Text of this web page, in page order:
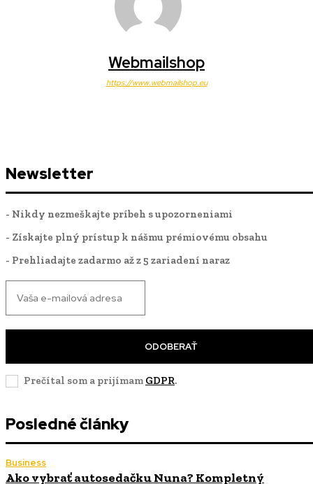
Webmailshop
https://www.webmailshop.eu
Newsletter
- Nikdy nezmeškajte príbeh s upozorneniami
- Získajte plný prístup k nášmu prémiovému obsahu
- Prehliadajte zadarmo až z 5 zariadení naraz
ODOBERAŤ
Prečítal som a prijímam GDPR.
Posledné články
Business
Ako vybrať autosedačku Nuna? Kompletný